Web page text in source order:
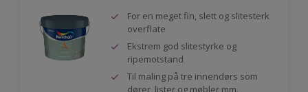
For en meget fin, slett og slitesterk
overflate
Ekstrem god slitestyrke og
ripemotstand
Til maling på tre innendørs som
dører, lister og møbler mm.